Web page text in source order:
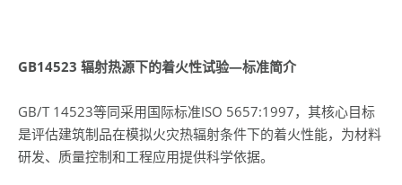
GB14523 辐射热源下的着火性试验—标准简介
GB/T 14523等同采用国际标准ISO 5657:1997，其核心目标
是评估建筑制品在模拟火灾热辐射条件下的着火性能，为材料
研发、质量控制和工程应用提供科学依据。